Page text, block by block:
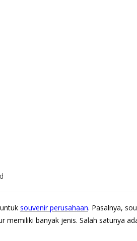
souvenir perusahaan. Pasalnya,
memiliki banyak jenis. Salah satunya